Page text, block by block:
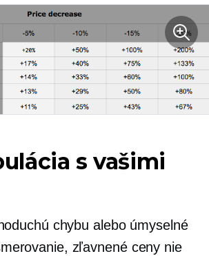
s vašimi
chybu alebo úmyselné
zľavnené ceny nie